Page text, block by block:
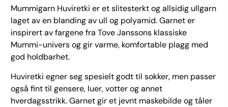
Mummigarn Huviretki er et slitesterkt og allsidig ullgarn
laget av en blanding av ull og polyamid. Garnet er
inspirert av fargene fra Tove Janssons klassiske
Mummi-univers og gir varme, komfortable plagg med
god holdbarhet.
Huviretki egner seg spesielt godt til sokker, men passer
også fint til gensere, luer, votter og annet
hverdagsstrikk. Garnet gir et jevnt maskebilde og tåler